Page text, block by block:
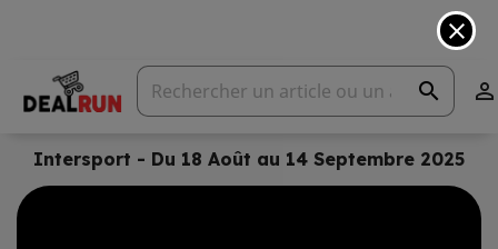
search 
close
Intersport - Du 18 Août au 14 Septembre 2025